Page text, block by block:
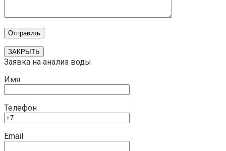
ЗАКРЫТЬ
Заявка на анализ воды
Имя
Телефон
Email